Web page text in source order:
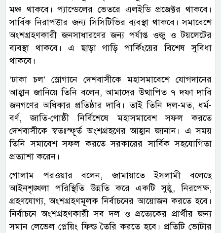
মঞ্চ থাকবে। প্যান্ডেলের ভেতরে এলইডি প্রজেক্টর থাকবে।
সার্বিক নিরাপত্তার জন্য সিসিটিভির ব্যবস্থা থাকবে। সমাবেশে
অংশগ্রহণকারী জনসাধারণের জন্য পর্যাপ্ত ওজু ও টয়লেটের
ব্যবস্থা থাকবে। এ ছাড়া গাড়ি পার্কিংয়ের বিশেষ সুবিধা
থাকবে।
‘ঢাকা চল’ স্লোগানে দেশবাসীকে মহাসমাবেশে যোগদানের
আহ্বান জানিয়ে তিনি বলেন, আমাদের উত্থাপিত ৭ দফা দাবি
জনগণের অধিকার প্রতিষ্ঠার দাবি। তাই তিনি দল-মত, ধর্ম-
বর্ণ, জাতি-গোষ্ঠী নির্বিশেষে মহাসমাবেশ সফল করতে
দেশবাসীকে স্বতঃস্ফূর্ত অংশগ্রহণের আহ্বান জানান। এ সময়
তিনি সমাবেশ সফল করতে সরকারের সার্বিক সহযোগিতা
প্রত্যাশা করেন।
গোলাম পরওয়ার বলেন, জামায়াতে ইসলামী বলেছে
আইনশৃঙ্খলা পরিস্থিতি উন্নতি করে একটি সুষ্ঠু, নিরপেক্ষ,
গ্রহণযোগ্য, অংশগ্রহণমূলক নির্বাচনের আয়োজন করতে হবে।
নির্বাচনে অংশগ্রহণকারী সব দল ও প্রত্যেকের প্রার্থীর জন্য
সমান লেভেল প্লেয়িং ফিল্ড তৈরি করতে হবে। প্রতিটি ভোটার